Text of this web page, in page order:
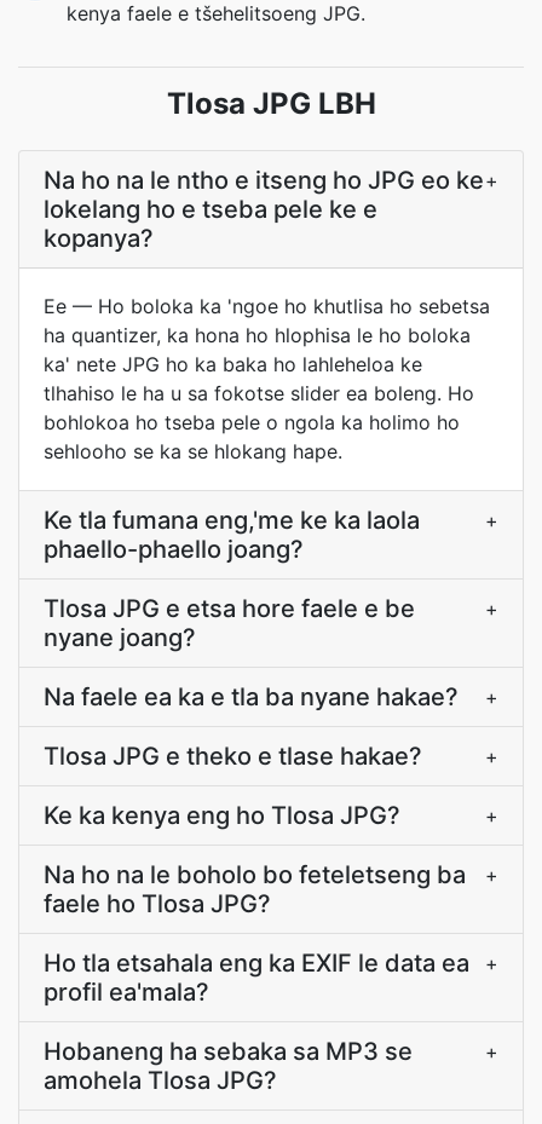
kenya faele e tšehelitsoeng JPG.
Tlosa JPG LBH
Na ho na le ntho e itseng ho JPG eo ke
lokelang ho e tseba pele ke e
kopanya?
+
Ee — Ho boloka ka 'ngoe ho khutlisa ho sebetsa
ha quantizer, ka hona ho hlophisa le ho boloka
ka' nete JPG ho ka baka ho lahleheloa ke
tlhahiso le ha u sa fokotse slider ea boleng. Ho
bohlokoa ho tseba pele o ngola ka holimo ho
sehlooho se ka se hlokang hape.
Ke tla fumana eng,'me ke ka laola
phaello-phaello joang?
+
Tlosa JPG e etsa hore faele e be
nyane joang?
+
Na faele ea ka e tla ba nyane hakae? +
Tlosa JPG e theko e tlase hakae? +
Ke ka kenya eng ho Tlosa JPG? +
Na ho na le boholo bo feteletseng ba
faele ho Tlosa JPG?
+
Ho tla etsahala eng ka EXIF le data ea
profil ea'mala?
+
Hobaneng ha sebaka sa MP3 se
amohela Tlosa JPG?
+